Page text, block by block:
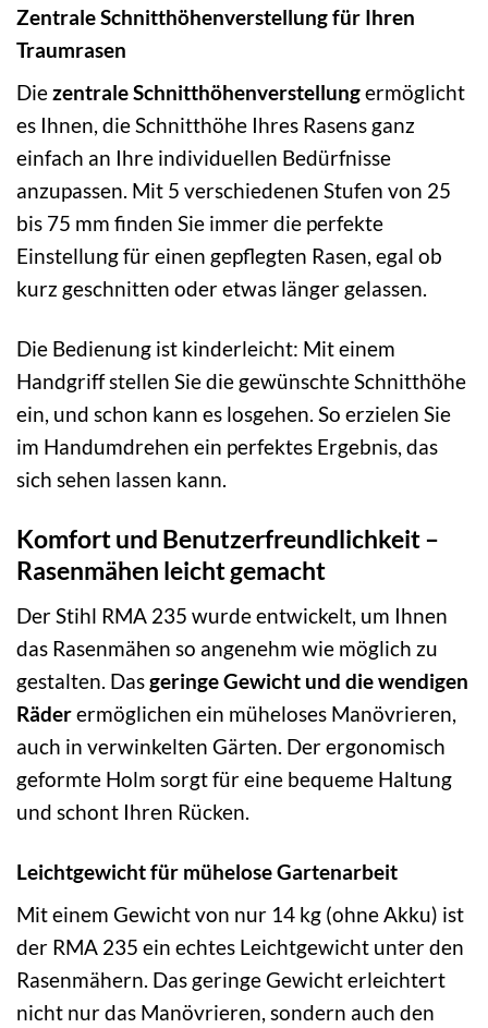
Zentrale Schnitthöhenverstellung für Ihren
Traumrasen
Diezentrale Schnitthöhenverstellungermöglicht
es Ihnen, die Schnitthöhe Ihres Rasens ganz
einfach an Ihre individuellen Bedürfnisse
anzupassen. Mit 5 verschiedenen Stufen von 25
bis 75 mm finden Sie immer die perfekte
Einstellung für einen gepflegten Rasen, egal ob
kurz geschnitten oder etwas länger gelassen.
Die Bedienung ist kinderleicht: Mit einem
Handgriff stellen Sie die gewünschte Schnitthöhe
ein, und schon kann es losgehen. So erzielen Sie
im Handumdrehen ein perfektes Ergebnis, das
sich sehen lassen kann.
Komfort und Benutzerfreundlichkeit –
Rasenmähen leicht gemacht
Der Stihl RMA 235 wurde entwickelt, um Ihnen
das Rasenmähen so angenehm wie möglich zu
gestalten. Dasgeringe Gewicht und die wendigen
Räderermöglichen ein müheloses Manövrieren,
auch in verwinkelten Gärten. Der ergonomisch
geformte Holm sorgt für eine bequeme Haltung
und schont Ihren Rücken.
Leichtgewicht für mühelose Gartenarbeit
Mit einem Gewicht von nur 14 kg (ohne Akku) ist
der RMA 235 ein echtes Leichtgewicht unter den
Rasenmähern. Das geringe Gewicht erleichtert
nicht nur das Manövrieren, sondern auch den